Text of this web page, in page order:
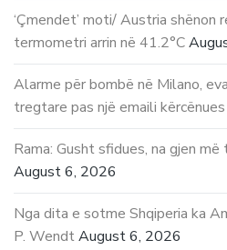
‘Çmendet’ moti/ Austria shënon
termometri arrin në 41.2°C
Alarme për bombë në Milano,
tregtare pas një emaili kërcënues
Rama: Gusht sfidues, na gjen
August 6, 2026
Nga dita e sotme Shqiperia ka
P. WendtAugust 6, 2026